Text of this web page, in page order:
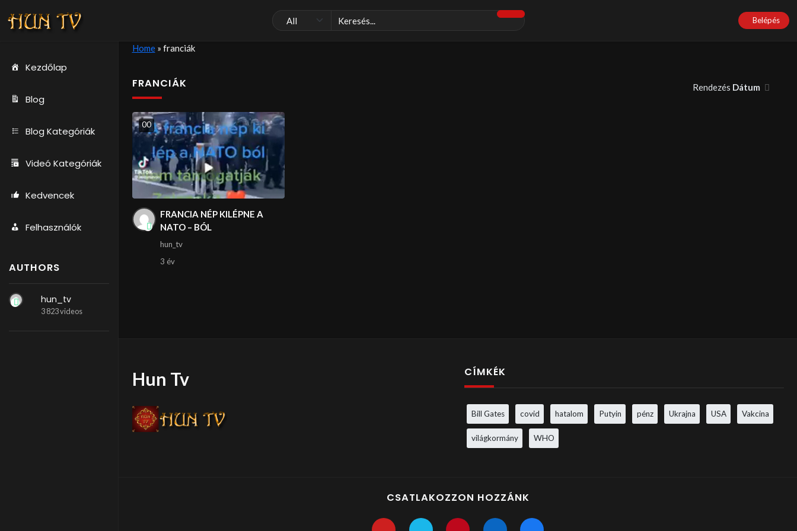
Belépés
Kezdőlap
Blog
Blog Kategóriák
Videó Kategóriák
Kedvencek
Felhasználók
AUTHORS
hun_tv
3 823 videos
Home» franciák
FRANCIÁK Rendezés Dátum
00
FRANCIA NÉP KILÉPNE A
NATO – BÓL
hun_tv
3 év
Hun Tv CÍMKÉK
Bill Gates covid hatalom Putyin pénz Ukrajna USA Vakcina
világkormány WHO
CSATLAKOZZON HOZZÁNK